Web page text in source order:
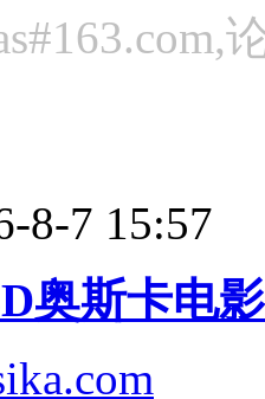
8-7 15:57
奥斯卡电